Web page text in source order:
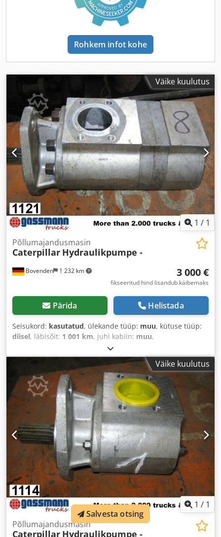
Rohkem infot kohe
Väike kuulutus
1 / 1
Bovenden 1 232 km
Põllumajandusmasin
Caterpillar Hydraulikpumpe -
3 000 €
fikseeritud hind lisandub käibemaks
Pärida Helistada
Seisukord: kasutatud, ülekande tüüp: muu, kütuse tüüp:
diisel, läbisõit: 1 001 km, juhi kabiin: muu,
Väike kuulutus
1 / 1
Põllumajandusmasin
Caterpillar Hydraulikpumpe -
Salvesta otsing